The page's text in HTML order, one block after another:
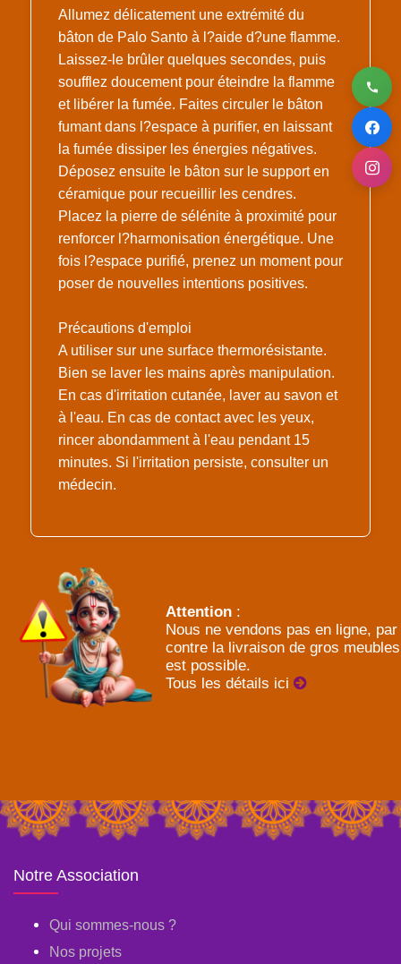
Allumez délicatement une extrémité du
bâton de Palo Santo à l?aide d?une flamme.
Laissez-le brûler quelques secondes, puis
soufflez doucement pour éteindre la flamme
et libérer la fumée. Faites circuler le bâton
fumant dans l?espace à purifier, en laissant
la fumée dissiper les énergies négatives.
Déposez ensuite le bâton sur le support en
céramique pour recueillir les cendres.
Placez la pierre de sélénite à proximité pour
renforcer l?harmonisation énergétique. Une
fois l?espace purifié, prenez un moment pour
poser de nouvelles intentions positives.
Précautions d'emploi
A utiliser sur une surface thermorésistante.
Bien se laver les mains après manipulation.
En cas d'irritation cutanée, laver au savon et
à l'eau. En cas de contact avec les yeux,
rincer abondamment à l'eau pendant 15
minutes. Si l'irritation persiste, consulter un
médecin.
Attention :
Nous ne vendons pas en ligne, par
contre la livraison de gros meubles
est possible.
Tous les détails ici
Notre Association
Qui sommes-nous ?
Nos projets